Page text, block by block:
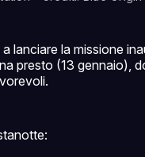
a lanciare la missione
presto (13 gennaio),